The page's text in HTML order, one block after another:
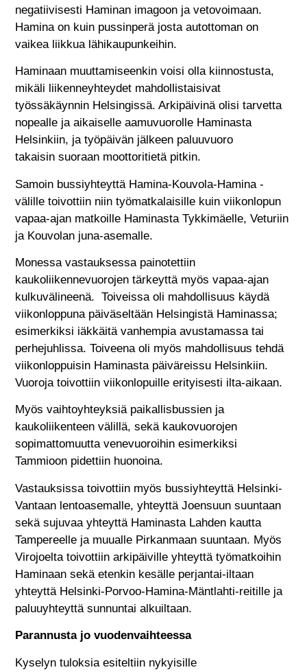
negatiivisesti Haminan imagoon ja vetovoimaan.
Hamina on kuin pussinperä josta autottoman on
vaikea liikkua lähikaupunkeihin.
Haminaan muuttamiseenkin voisi olla kiinnostusta,
mikäli liikenneyhteydet mahdollistaisivat
työssäkäynnin Helsingissä. Arkipäivinä olisi tarvetta
nopealle ja aikaiselle aamuvuorolle Haminasta
Helsinkiin, ja työpäivän jälkeen paluuvuoro
takaisin suoraan moottoritietä pitkin.
Samoin bussiyhteyttä Hamina-Kouvola-Hamina -
välille toivottiin niin työmatkalaisille kuin viikonlopun
vapaa-ajan matkoille Haminasta Tykkimäelle, Veturiin
ja Kouvolan juna-asemalle.
Monessa vastauksessa painotettiin
kaukoliikennevuorojen tärkeyttä myös vapaa-ajan
kulkuvälineenä. Toiveissa oli mahdollisuus käydä
viikonloppuna päiväseltään Helsingistä Haminassa;
esimerkiksi iäkkäitä vanhempia avustamassa tai
perhejuhlissa. Toiveena oli myös mahdollisuus tehdä
viikonloppuisin Haminasta päiväreissu Helsinkiin.
Vuoroja toivottiin viikonlopuille erityisesti ilta-aikaan.
Myös vaihtoyhteyksiä paikallisbussien ja
kaukoliikenteen välillä, sekä kaukovuorojen
sopimattomuutta venevuoroihin esimerkiksi
Tammioon pidettiin huonoina.
Vastauksissa toivottiin myös bussiyhteyttä Helsinki-
Vantaan lentoasemalle, yhteyttä Joensuun suuntaan
sekä sujuvaa yhteyttä Haminasta Lahden kautta
Tampereelle ja muualle Pirkanmaan suuntaan. Myös
Virojoelta toivottiin arkipäiville yhteyttä työmatkoihin
Haminaan sekä etenkin kesälle perjantai-iltaan
yhteyttä Helsinki-Porvoo-Hamina-Mäntlahti-reitille ja
paluuyhteyttä sunnuntai alkuiltaan.
Parannusta jo vuodenvaihteessa
Kyselyn tuloksia esiteltiin nykyisille